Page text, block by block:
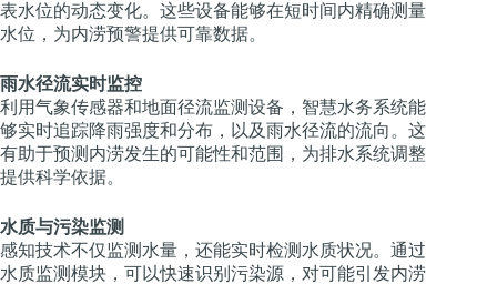
表水位的动态变化。这些设备能够在短时间内精确测量
水位，为内涝预警提供可靠数据。
雨水径流实时监控
利用气象传感器和地面径流监测设备，智慧水务系统能
够实时追踪降雨强度和分布，以及雨水径流的流向。这
有助于预测内涝发生的可能性和范围，为排水系统调整
提供科学依据。
水质与污染监测
感知技术不仅监测水量，还能实时检测水质状况。通过
水质监测模块，可以快速识别污染源，对可能引发内涝